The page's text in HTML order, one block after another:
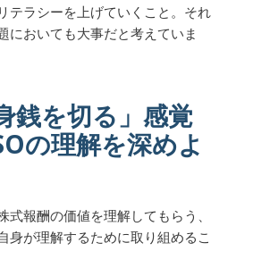
テラシーを上げていくこと。それ
においても大事だと考えていま
銭を切る」感覚
の理解を深めよ
式報酬の価値を理解してもらう、
身が理解するために取り組めるこ